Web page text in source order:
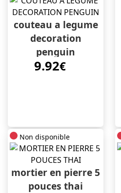
couteau a legume
decoration
penguin
9.92€
Non disponible
mortier en pierre 5
pouces thai